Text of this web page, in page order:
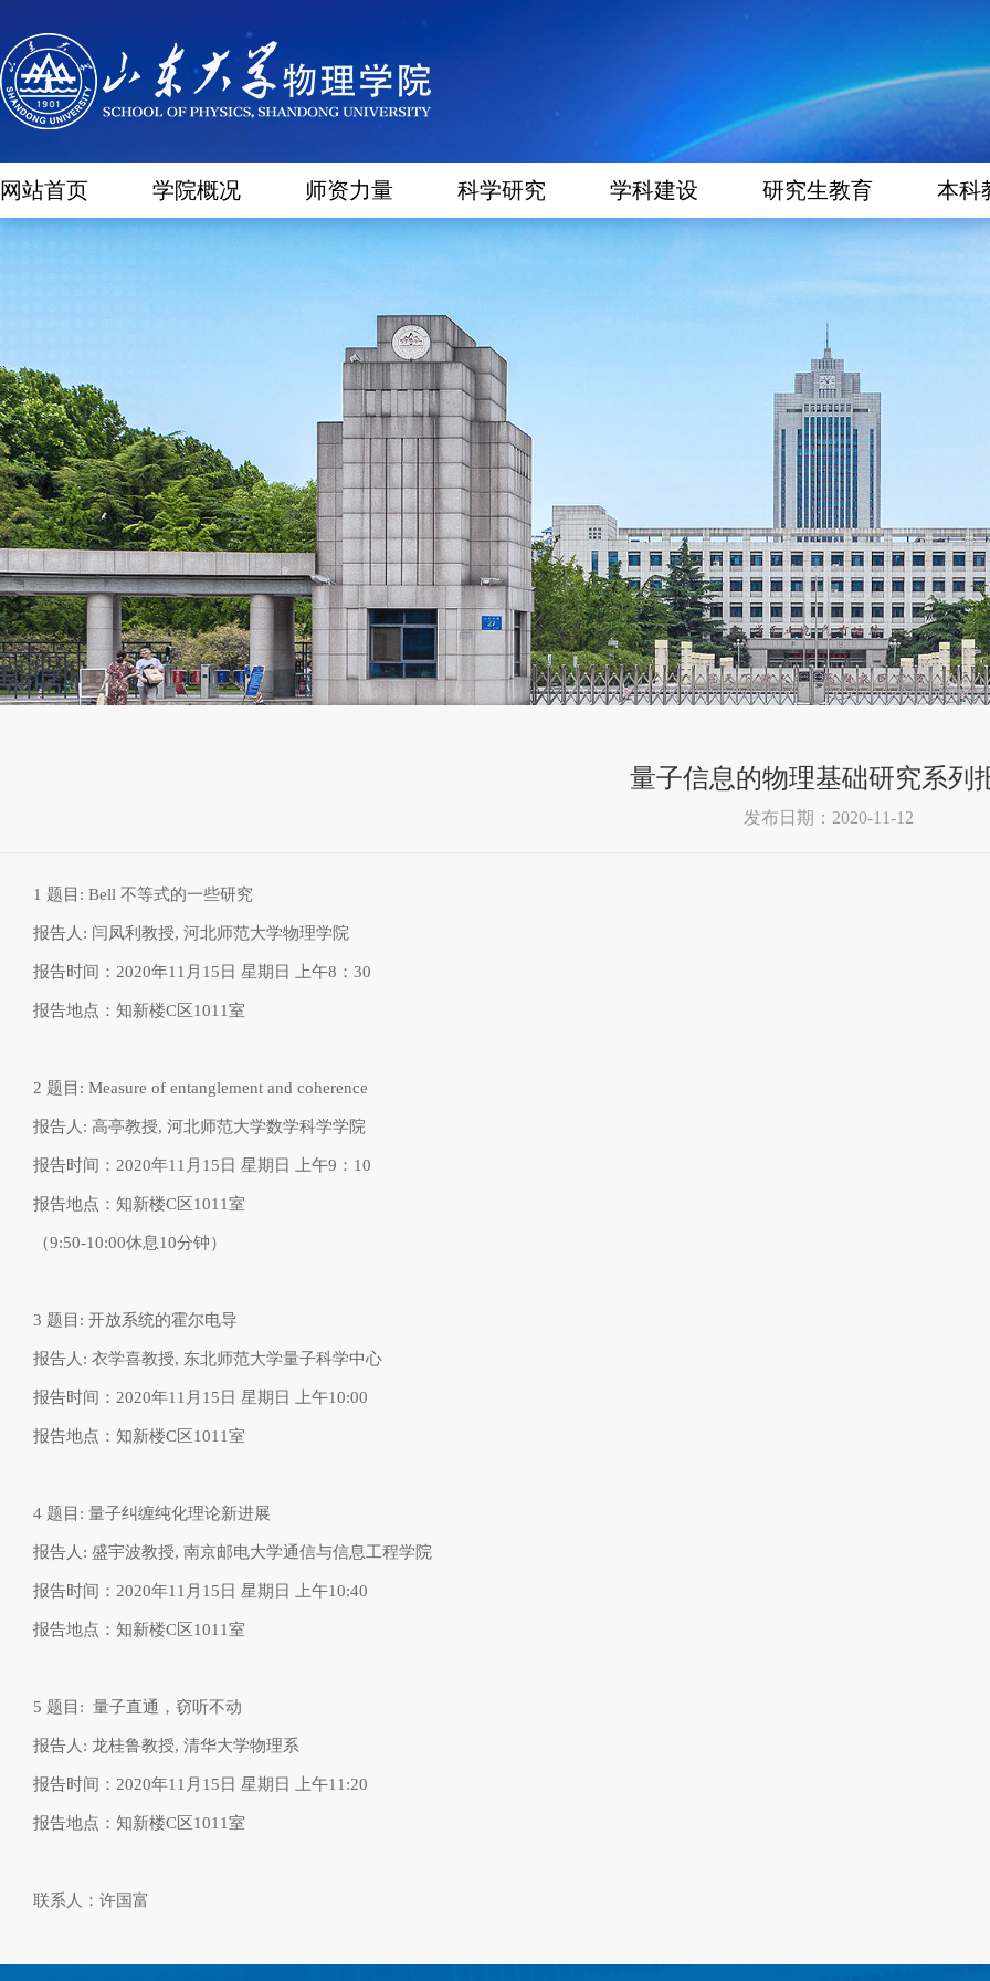
网站首页 学院概况 师资力量 科学研究 学科建设 研究生教育 本科
量子信息的物理基础研究系列
发布日期：2020-11-12
1 题目 : Bell 不等式的一些研究
报告人: 闫凤利教授, 河北师范大学物理学院
报告时间： 2020年11月 15 日 星期日 上午8 ： 30
报告地点：知新楼C区1011室
2 题目 : Measure of entanglement and coherence
报告人: 高亭教授, 河北师范大学数学科学学院
报告时间： 2020年11月 15 日 星期日 上午9 ： 10
报告地点：知新楼C区1011室
（9:50-10:00休息10分钟）
3 题目 : 开放系统的霍尔电导
报告人: 衣学喜教授, 东北师范大学量子科学中心
报告时间： 2020年11月 15 日 星期日 上午10:00
报告地点：知新楼C区1011室
4 题目 : 量子纠缠纯化理论新进展
报告人: 盛宇波教授, 南京邮电大学通信与信息工程学院
报告时间： 2020年11月 15 日 星期日 上午10:40
报告地点：知新楼C区1011室
5 题目 : 量子直通，窃听不动
报告人: 龙桂鲁教授, 清华大学物理系
报告时间： 2020年11月 15 日 星期日 上午11:20
报告地点：知新楼C区1011室
联系人：许国富